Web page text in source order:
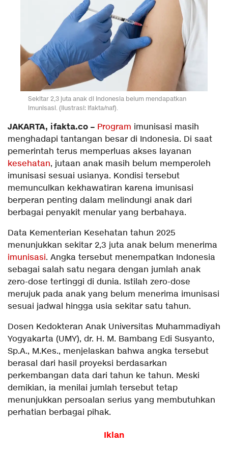
Sekitar 2,3 juta anak di Indonesia belum mendapatkan
imunisasi. (Ilustrasi: Ifakta/naf).
JAKARTA, ifakta.co – Program imunisasi masih
menghadapi tantangan besar di Indonesia. Di saat
pemerintah terus memperluas akses layanan
kesehatan, jutaan anak masih belum memperoleh
imunisasi sesuai usianya. Kondisi tersebut
memunculkan kekhawatiran karena imunisasi
berperan penting dalam melindungi anak dari
berbagai penyakit menular yang berbahaya.
Data Kementerian Kesehatan tahun 2025
menunjukkan sekitar 2,3 juta anak belum menerima
imunisasi. Angka tersebut menempatkan Indonesia
sebagai salah satu negara dengan jumlah anak
zero-dose tertinggi di dunia. Istilah zero-dose
merujuk pada anak yang belum menerima imunisasi
sesuai jadwal hingga usia sekitar satu tahun.
Dosen Kedokteran Anak Universitas Muhammadiyah
Yogyakarta (UMY), dr. H. M. Bambang Edi Susyanto,
Sp.A., M.Kes., menjelaskan bahwa angka tersebut
berasal dari hasil proyeksi berdasarkan
perkembangan data dari tahun ke tahun. Meski
demikian, ia menilai jumlah tersebut tetap
menunjukkan persoalan serius yang membutuhkan
perhatian berbagai pihak.
Iklan